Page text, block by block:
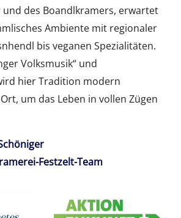
und des Boandlkramers, erwartet
Ambiente mit regionaler
bis veganen Spezialitäten.
Volksmusik“ und
hier Tradition modern
um das Leben in vollen Zügen
Festzelt-Team